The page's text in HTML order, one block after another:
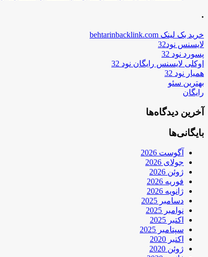
.
خرید بک لینک behtarinbacklink.com
لایسنس نود32
پسورد نود 32
اوکلی لایسنس رایگان نود 32
همیار نود 32
بهترین سئو
رایگان
آخرین دیدگاه‌ها
بایگانی‌ها
آگوست 2026
جولای 2026
ژوئن 2026
فوریه 2026
ژانویه 2026
دسامبر 2025
نوامبر 2025
اکتبر 2025
سپتامبر 2025
اکتبر 2020
ژوئن 2020